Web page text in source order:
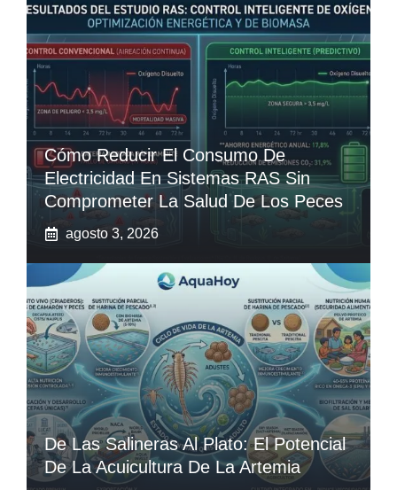
Cómo Reducir El Consumo De
Electricidad En Sistemas RAS Sin
Comprometer La Salud De Los Peces
agosto 3, 2026
De Las Salineras Al Plato: El Potencial
De La Acuicultura De La Artemia